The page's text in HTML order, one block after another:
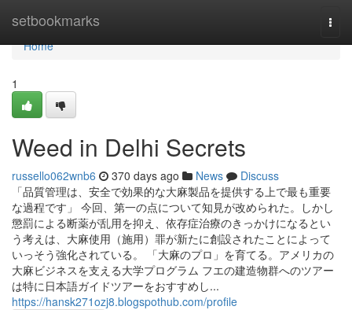
setbookmarks
Home
Home
1
Weed in Delhi Secrets
russello062wnb6 370 days ago News
Discuss
「品質管理は、安全で効果的な大麻製品を提供する上で最も重要
な過程です」 今回、第一の点について知見が改められた。しかし
懲罰による断薬が乱用を抑え、依存症治療のきっかけになるとい
う考えは、大麻使用（施用）罪が新たに創設されたことによって
いっそう強化されている。 「大麻のプロ」を育てる。アメリカの
大麻ビジネスを支える大学プログラム フエの建造物群へのツアー
は特に日本語ガイドツアーをおすすめし...
https://hansk271ozj8.blogspothub.com/profile